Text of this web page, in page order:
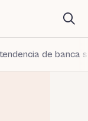
de banca